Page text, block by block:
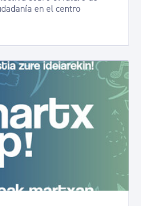
en el centro